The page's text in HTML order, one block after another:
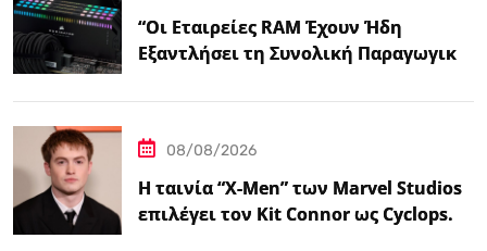
“Οι Εταιρείες RAM Έχουν Ήδη
Εξαντλήσει τη Συνολική Παραγωγική
08/08/2026
Η ταινία “X-Men” των Marvel Studios
επιλέγει τον Kit Connor ως Cyclops.